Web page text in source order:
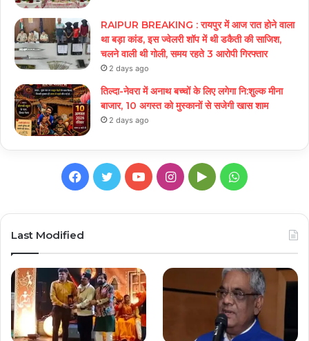
RAIPUR BREAKING : रायपुर में आज रात होने वाला
था बड़ा कांड, इस ज्वेलरी शॉप में थी डकैती की साजिश,
चलने वाली थी गोली, समय रहते 3 आरोपी गिरफ्तार
2 days ago
तिल्दा-नेवरा में अनाथ बच्चों के लिए लगेगा नि:शुल्क मीना
बाजार, 10 अगस्त को मुस्कानों से सजेगी खास शाम
2 days ago
Facebook
TwitterYouTubeInstagram
GoogleWhatsApp
Last Modified